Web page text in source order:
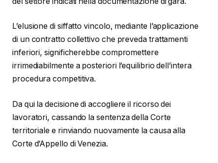
L’elusione di siffatto vincolo, mediante l’applicazione
di un contratto collettivo che preveda trattamenti
inferiori, significherebbe compromettere
irrimediabilmente a posteriori l’equilibrio dell’intera
procedura competitiva.
Da qui la decisione di accogliere il ricorso dei
lavoratori, cassando la sentenza della Corte
territoriale e rinviando nuovamente la causa alla
Corte d’Appello di Venezia.